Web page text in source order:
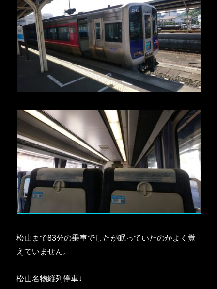
松山まで83分の乗車でしたが眠っていたのかよく覚
えていません。
松山名物縦列停車↓